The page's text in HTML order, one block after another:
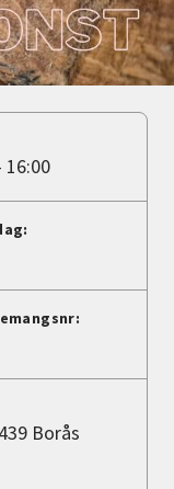
16:00
Borås